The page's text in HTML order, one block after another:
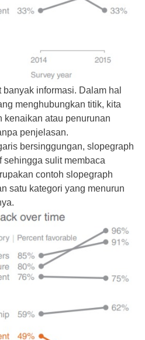
informasi. Dalam hal
menghubungkan titik, kita
kenaikan atau penurunan
penjelasan.
bersinggungan, slopegraph
sehingga sulit membaca
contoh slopegraph
satu kategori yang menurun